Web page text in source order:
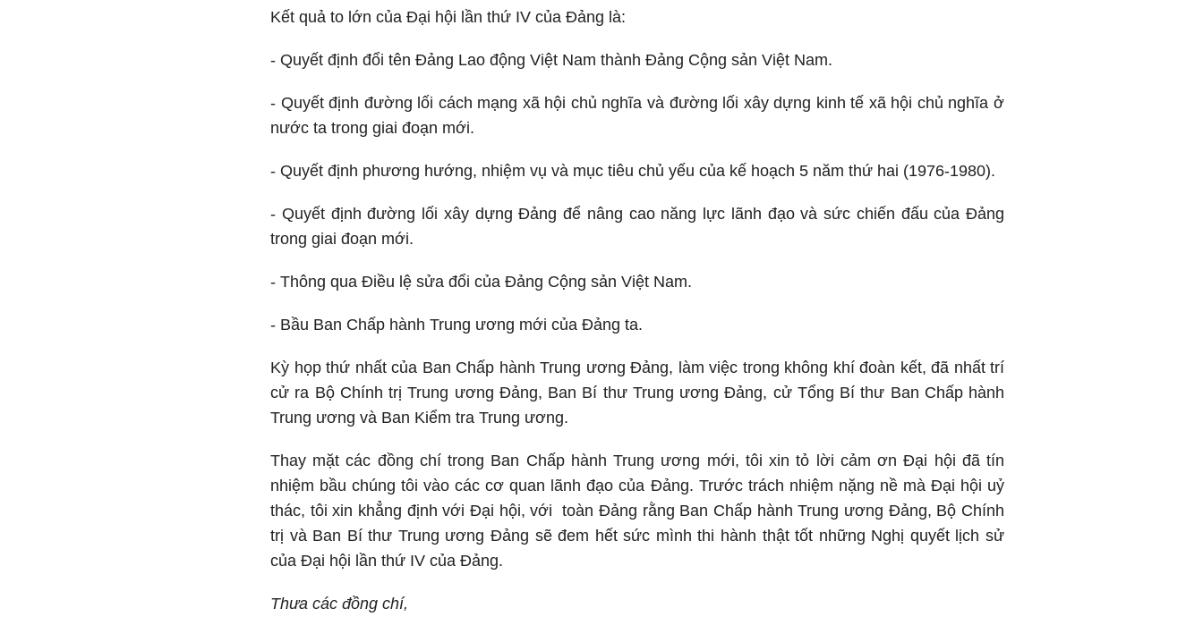
Kết quả to lớn của Đại hội lần thứ IV của Đảng là:
- Quyết định đổi tên Đảng Lao động Việt Nam thành Đảng Cộng sản Việt Nam.
- Quyết định đường lối cách mạng xã hội chủ nghĩa và đường lối xây dựng kinh tế xã hội chủ nghĩa ở
nước ta trong giai đoạn mới.
- Quyết định phương hướng, nhiệm vụ và mục tiêu chủ yếu của kế hoạch 5 năm thứ hai (1976-1980).
- Quyết định đường lối xây dựng Đảng để nâng cao năng lực lãnh đạo và sức chiến đấu của Đảng
trong giai đoạn mới.
- Thông qua Điều lệ sửa đổi của Đảng Cộng sản Việt Nam.
- Bầu Ban Chấp hành Trung ương mới của Đảng ta.
Kỳ họp thứ nhất của Ban Chấp hành Trung ương Đảng, làm việc trong không khí đoàn kết, đã nhất trí
cử ra Bộ Chính trị Trung ương Đảng, Ban Bí thư Trung ương Đảng, cử Tổng Bí thư Ban Chấp hành
Trung ương và Ban Kiểm tra Trung ương.
Thay mặt các đồng chí trong Ban Chấp hành Trung ương mới, tôi xin tỏ lời cảm ơn Đại hội đã tín
nhiệm bầu chúng tôi vào các cơ quan lãnh đạo của Đảng. Trước trách nhiệm nặng nề mà Đại hội uỷ
thác, tôi xin khẳng định với Đại hội, với toàn Đảng rằng Ban Chấp hành Trung ương Đảng, Bộ Chính
trị và Ban Bí thư Trung ương Đảng sẽ đem hết sức mình thi hành thật tốt những Nghị quyết lịch sử
của Đại hội lần thứ IV của Đảng.
Thưa các đồng chí,